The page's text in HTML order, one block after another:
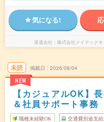
気になる!
派遣会社 株式会社メイテック
未読
NEW
掲載日 2026/08/04
【カジュアルOK】
＆社員サポート事務
職種未経験OK 交通費別途支給